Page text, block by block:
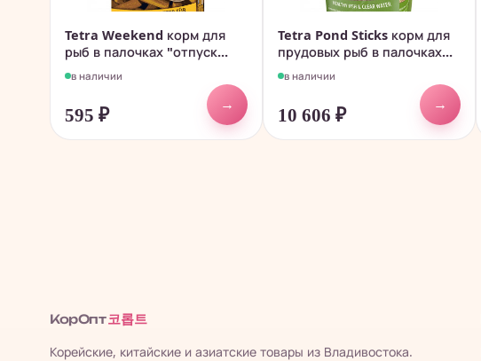
Tetra Weekend корм для
рыб в палочках "отпуск...
в наличии
595 ₽
→
Tetra Pond Sticks корм для
прудовых рыб в палочках...
в наличии
10 606 ₽
→
КорОпт 코롭트
Корейские, китайские и азиатские товары из Владивостока.